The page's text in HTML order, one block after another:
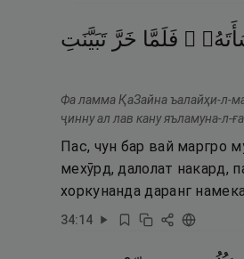
فَلَمَّا خَرَّ تَبَيَّنَتِ
Фа ламма ҚаЗайна ъалайҳи-л-
ҷинну ал лав кану яъламуна-л-
Пас, чун бар вай маргро
мехӯрд, далолат накард,
хоркунанда даранг
34:14